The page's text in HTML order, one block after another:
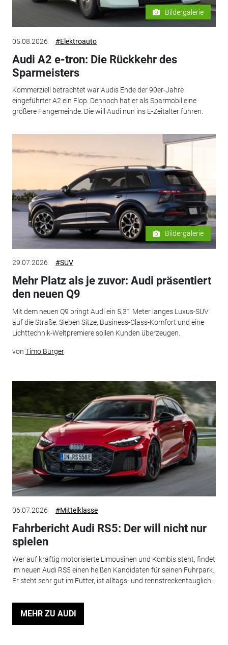
Bildergalerie
05.08.2026 #Elektroauto
Audi A2 e-tron: Die Rückkehr des
Sparmeisters
Kommerziell betrachtet war Audis Ende der 90er-Jahre
eingeführter A2 ein Flop. Dennoch hat er als Sparmobil eine
größere Fangemeinde. Die will Audi nun ins E-Zeitalter führen.
Bildergalerie
29.07.2026 #SUV
Mehr Platz als je zuvor: Audi präsentiert
den neuen Q9
Mit dem neuen Q9 bringt Audi ein 5,31 Meter langes Luxus-SUV
auf die Straße. Sieben Sitze, Business-Class-Komfort und eine
Lichttechnik-Weltpremiere sollen Kunden überzeugen.
von Timo Bürger
06.07.2026 #Mittelklasse
Fahrbericht Audi RS5: Der will nicht nur
spielen
Wer auf kräftig motorisierte Limousinen und Kombis steht, findet
im neuen Audi RS5 einen heißen Kandidaten für seinen Fuhrpark.
Er steht sehr gut im Futter, ist alltags- und rennstreckentauglich...
MEHR ZU AUDI